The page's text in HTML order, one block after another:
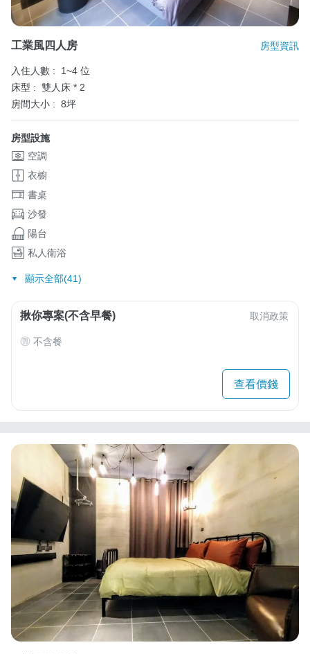
工業風四人房 房型資訊
入住人數 :
1~4 位
床型 : 雙人床 * 2
房間大小 : 8坪
房型設施
空調
衣櫥
書桌
沙發
陽台
私人衛浴
顯示全部(41)
揪你專案(不含早餐) 取消政策
不含餐
查看價錢